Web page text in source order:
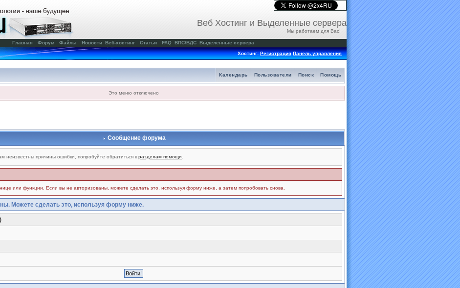
Веб Хостинг и Выделенные сервера
Мы работаем для Вас!
Главная Форум Файлы Новости Веб-хостинг Статьи FAQ ВПС/ВДС Выделенные сервера
Хостинг:Регистрация Панель управления
Помощь
Поиск
Пользователи
Календарь
Это меню отключено
Сообщение форума
неизвестны причины ошибки, попробуйте обратиться к разделам помощи
или функции. Если вы не авторизованы, можете сделать это, используя форму ниже, а затем попробовать снова.
Можете сделать это, используя форму ниже.